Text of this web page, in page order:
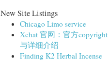
New Site Listings
Chicago Limo service
Xchat 官网：官方copyright
与详细介绍
Finding K2 Herbal Incense